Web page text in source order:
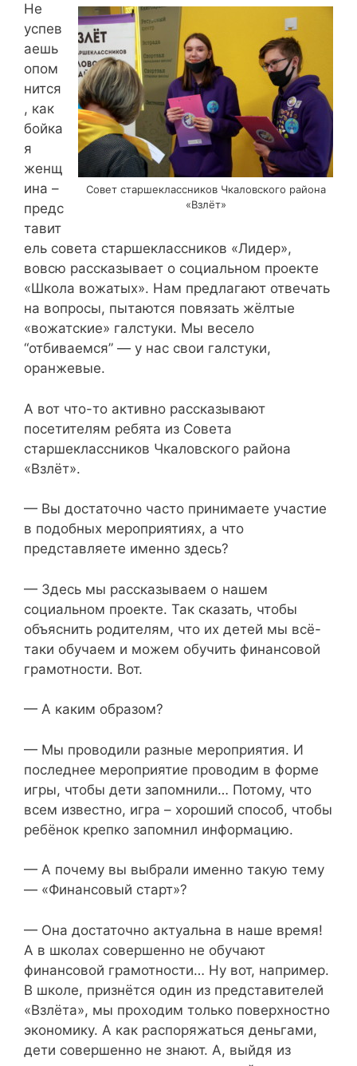
Совет старшеклассников Чкаловского района
«Взлёт»
Не
успев
аешь
опом
нится
, как
бойка
я
женщ
ина –
предс
тавит
ель совета старшеклассников «Лидер»,
вовсю рассказывает о социальном проекте
«Школа вожатых». Нам предлагают отвечать
на вопросы, пытаются повязать жёлтые
«вожатские» галстуки. Мы весело
“отбиваемся” — у нас свои галстуки,
оранжевые.
А вот что-то активно рассказывают
посетителям ребята из Совета
старшеклассников Чкаловского района
«Взлёт».
— Вы достаточно часто принимаете участие
в подобных мероприятиях, а что
представляете именно здесь?
— Здесь мы рассказываем о нашем
социальном проекте. Так сказать, чтобы
объяснить родителям, что их детей мы всё-
таки обучаем и можем обучить финансовой
грамотности. Вот.
— А каким образом?
— Мы проводили разные мероприятия. И
последнее мероприятие проводим в форме
игры, чтобы дети запомнили… Потому, что
всем известно, игра – хороший способ, чтобы
ребёнок крепко запомнил информацию.
— А почему вы выбрали именно такую тему
— «Финансовый старт»?
— Она достаточно актуальна в наше время!
А в школах совершенно не обучают
финансовой грамотности… Ну вот, например.
В школе, признётся один из представителей
«Взлёта», мы проходим только поверхностно
экономику. А как распоряжаться деньгами,
дети совершенно не знают. А, выйдя из